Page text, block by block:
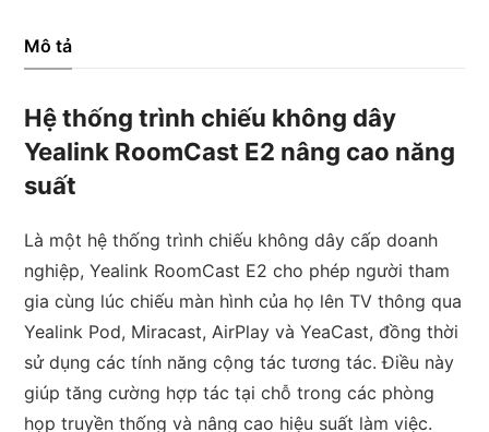
lượng
Mô tả
Hệ thống trình chiếu không dây
Yealink RoomCast E2 nâng cao năng
suất
Là một hệ thống trình chiếu không dây cấp doanh
nghiệp, Yealink RoomCast E2 cho phép người tham
gia cùng lúc chiếu màn hình của họ lên TV thông qua
Yealink Pod, Miracast, AirPlay và YeaCast, đồng thời
sử dụng các tính năng cộng tác tương tác. Điều này
giúp tăng cường hợp tác tại chỗ trong các phòng
họp truyền thống và nâng cao hiệu suất làm việc.